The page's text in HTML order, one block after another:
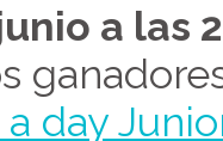
a las
day